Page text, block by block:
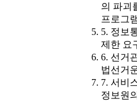
의 파괴
프로그
5. 정보
제한 요
6. 선거
법선거
7. 서비
정보원